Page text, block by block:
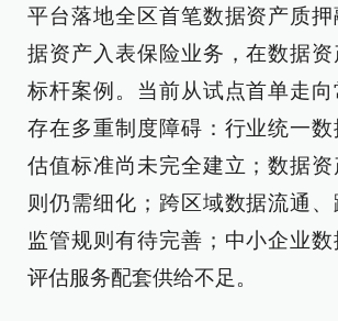
平台落地全区首笔数据资产质
据资产入表保险业务，在数据
标杆案例。当前从试点首单走
存在多重制度障碍：行业统一
估值标准尚未完全建立；数据资
则仍需细化；跨区域数据流通
监管规则有待完善；中小企业数
评估服务配套供给不足。